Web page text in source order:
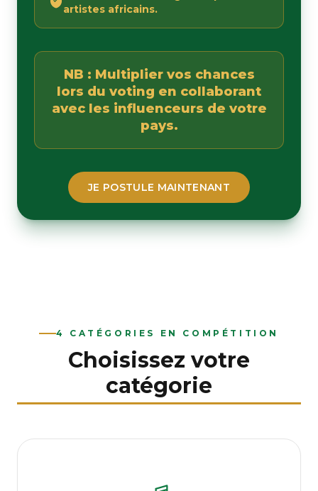
artistes africains.
NB : Multiplier vos chances
lors du voting en collaborant
avec les influenceurs de votre
pays.
JE POSTULE MAINTENANT
4 CATÉGORIES EN COMPÉTITION
Choisissez votre
catégorie